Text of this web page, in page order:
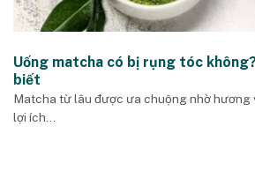
Uống matcha có bị rụng tóc
biết
Matcha từ lâu được ưa chuộng nhờ hương
lợi ích...